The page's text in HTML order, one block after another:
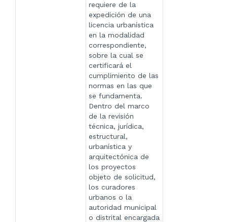
requiere de la
expedición de una
licencia urbanística
en la modalidad
correspondiente,
sobre la cual se
certificará el
cumplimiento de las
normas en las que
se fundamenta.
Dentro del marco
de la revisión
técnica, jurídica,
estructural,
urbanística y
arquitectónica de
los proyectos
objeto de solicitud,
los curadores
urbanos o la
autoridad municipal
o distrital encargada